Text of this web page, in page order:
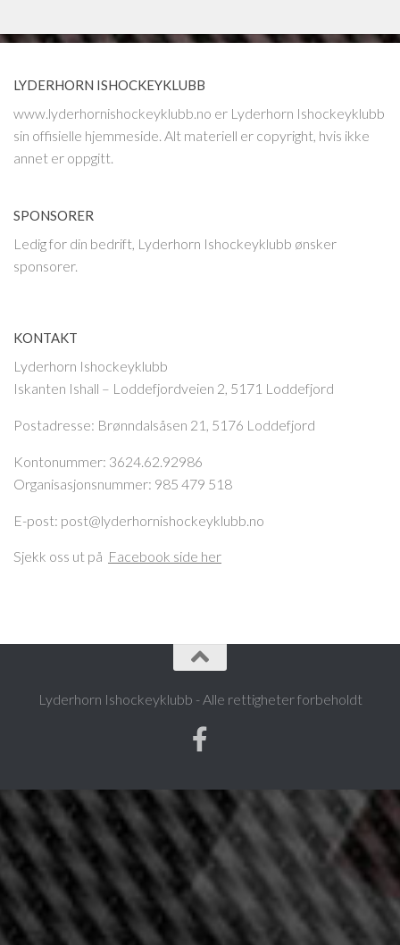
LYDERHORN ISHOCKEYKLUBB
www.lyderhornishockeyklubb.no er Lyderhorn Ishockeyklubb
sin offisielle hjemmeside. Alt materiell er copyright, hvis ikke
annet er oppgitt.
SPONSORER
Ledig for din bedrift, Lyderhorn Ishockeyklubb ønsker
sponsorer.
KONTAKT
Lyderhorn Ishockeyklubb
Iskanten Ishall – Loddefjordveien 2, 5171 Loddefjord
Postadresse: Brønndalsåsen 21, 5176 Loddefjord
Kontonummer: 3624.62.92986
Organisasjonsnummer: 985 479 518
E-post: post@lyderhornishockeyklubb.no
Sjekk oss ut på Facebook side her
Lyderhorn Ishockeyklubb - Alle rettigheter forbeholdt